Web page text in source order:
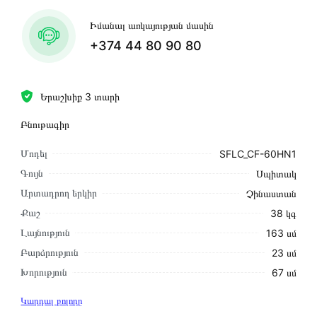
Երաշխիք 3 տարի
Բնութագիր
Մոդել
SFLC_CF-60HN1
Գույն
Սպիտակ
Արտադրող երկիր
Չինաստան
Քաշ
38 կգ
Լայնություն
163 սմ
Բարձրություն
23 սմ
Խորություն
67 սմ
Կարդալ բոլորը
Իմանալ առկայության մասին
+374 44 80 90 80